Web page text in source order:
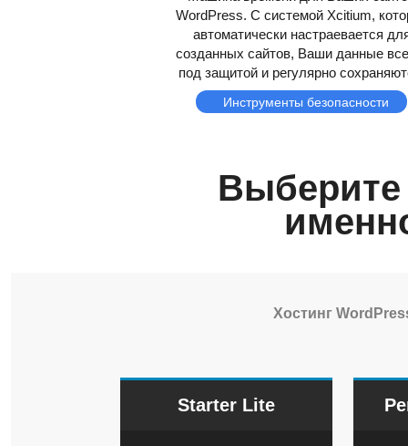
WordPress. С системой Xcitium,
автоматически настраевается
созданных сайтов, Ваши данные
под защитой и регулярно
Инструменты безопасности
Выберите
Хостинг
Starter Lite